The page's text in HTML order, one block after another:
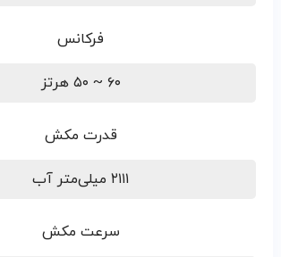
فرکانس
۶۰ ~ ۵۰ هرتز
قدرت مکش
۲۱۱۱ میلی‌متر آب
سرعت مکش